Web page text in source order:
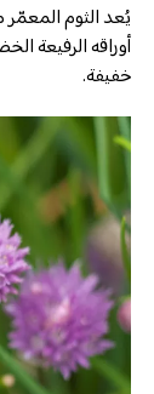
يُعد الثوم المعمّر
أوراقه الرفيعة
خفيفة.